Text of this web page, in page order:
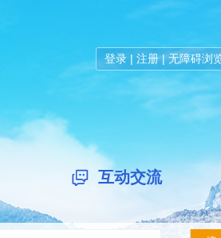
登录 | 注册|无障碍浏
互动交流